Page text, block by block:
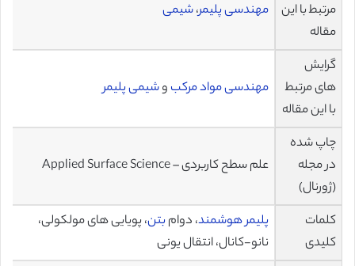
مرتبط با این
مقاله
مهندسی پلیمر،شیمی
گرایش
های مرتبط
با این مقاله
مهندسی مواد مرکب وشیمی پلیمر
چاپ شده
در مجله
(ژورنال)
علم سطح کاربردی – Applied Surface Science
کلمات
کلیدی
پلیمر هوشمند، دوامبتن، پویایی های مولکولی،
نانو-کانال، انتقال یونی